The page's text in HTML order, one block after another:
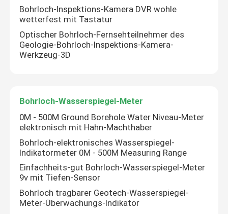
Bohrloch-Inspektions-Kamera DVR wohle
wetterfest mit Tastatur
Optischer Bohrloch-Fernsehteilnehmer des
Geologie-Bohrloch-Inspektions-Kamera-
Werkzeug-3D
Bohrloch-Wasserspiegel-Meter
0M - 500M Ground Borehole Water Niveau-Meter
elektronisch mit Hahn-Machthaber
Bohrloch-elektronisches Wasserspiegel-
Indikatormeter 0M - 500M Measuring Range
Einfachheits-gut Bohrloch-Wasserspiegel-Meter
9v mit Tiefen-Sensor
Bohrloch tragbarer Geotech-Wasserspiegel-
Meter-Überwachungs-Indikator